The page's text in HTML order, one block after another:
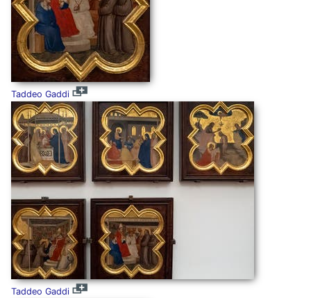
Taddeo Gaddi
Taddeo Gaddi